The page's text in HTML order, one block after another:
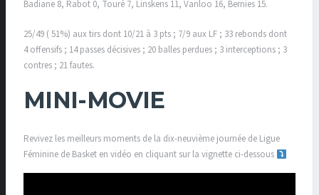
Badiane 8, Rabot 0, Touré 7, Linskens 11, Vanloo 16, Bernies 15.
25/49 ( 51%) aux tirs dont 10/21 à 3 pts ; 7/9 aux LF ; 33 rebonds dont
4 offensifs ; 14 passes décisives ; 20 balles perdues ; 3 interceptions ; 3
contres ; 21 fautes.
MINI-MOVIE
Revivez les meilleurs moments de la dix-neuvième journée de Ligue
Féminine de Basket en vidéo en cliquant sur la vignette ci-dessous